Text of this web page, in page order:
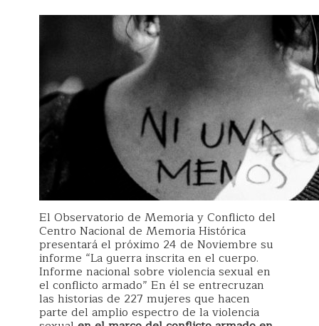
El Observatorio de Memoria y Conflicto del
Centro Nacional de Memoria Histórica
presentará el próximo 24 de Noviembre su
informe “La guerra inscrita en el cuerpo.
Informe nacional sobre violencia sexual en
el conflicto armado” En él se entrecruzan
las historias de 227 mujeres que hacen
parte del amplio espectro de la violencia